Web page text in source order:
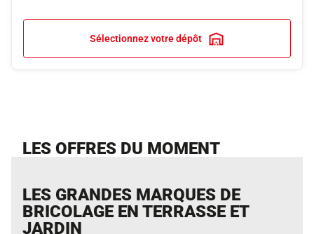
Sélectionnez votre dépôt
LES OFFRES DU MOMENT
LES GRANDES MARQUES DE
BRICOLAGE EN TERRASSE ET
JARDIN